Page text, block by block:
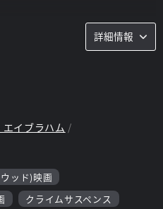
詳細情報
イブラハム
ッド)映画
クライムサスペンス